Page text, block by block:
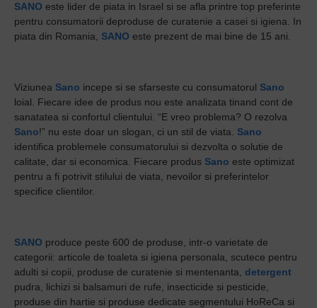
SANO este lider de piata in Israel si se afla printre top preferinte
pentru consumatorii deproduse de curatenie a casei si igiena. In
piata din Romania, SANO este prezent de mai bine de 15 ani.
Viziunea Sano incepe si se sfarseste cu consumatorul Sano
loial. Fiecare idee de produs nou este analizata tinand cont de
sanatatea si confortul clientului. “E vreo problema? O rezolva
Sano!” nu este doar un slogan, ci un stil de viata. Sano
identifica problemele consumatorului si dezvolta o solutie de
calitate, dar si economica. Fiecare produs Sano este optimizat
pentru a fi potrivit stilului de viata, nevoilor si preferintelor
specifice clientilor.
SANO produce peste 600 de produse, intr-o varietate de
categorii: articole de toaleta si igiena personala, scutece pentru
adulti si copii, produse de curatenie si mentenanta, detergent
pudra, lichizi si balsamuri de rufe, insecticide si pesticide,
produse din hartie si produse dedicate segmentului HoReCa si